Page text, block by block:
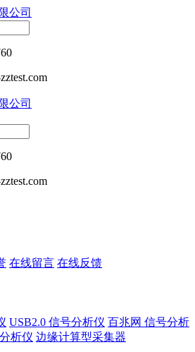
在线留言 在线反馈
USB2.0 信号分析仪 百兆网 信号分析
析仪 边缘计算型采集器